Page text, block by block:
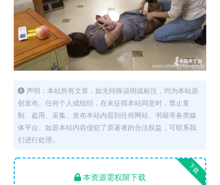
声明：本站所有文章，如无特殊说明或标注，均为本站原
创发布。任何个人或组织，在未征得本站同意时，禁止复
制、盗用、采集、发布本站内容到任何网站、书籍等各类媒
体平台。如若本站内容侵犯了原著者的合法权益，可联系我
们进行处理。
下载
本资源需权限下载